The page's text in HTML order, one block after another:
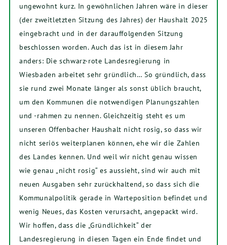
ungewohnt kurz. In gewöhnlichen Jahren wäre in dieser
(der zweitletzten Sitzung des Jahres) der Haushalt 2025
eingebracht und in der darauffolgenden Sitzung
beschlossen worden. Auch das ist in diesem Jahr
anders: Die schwarz-rote Landesregierung in
Wiesbaden arbeitet sehr gründlich… So gründlich, dass
sie rund zwei Monate länger als sonst üblich braucht,
um den Kommunen die notwendigen Planungszahlen
und -rahmen zu nennen. Gleichzeitig steht es um
unseren Offenbacher Haushalt nicht rosig, so dass wir
nicht seriös weiterplanen können, ehe wir die Zahlen
des Landes kennen. Und weil wir nicht genau wissen
wie genau „nicht rosig“ es aussieht, sind wir auch mit
neuen Ausgaben sehr zurückhaltend, so dass sich die
Kommunalpolitik gerade in Warteposition befindet und
wenig Neues, das Kosten verursacht, angepackt wird.
Wir hoffen, dass die „Gründlichkeit“ der
Landesregierung in diesen Tagen ein Ende findet und